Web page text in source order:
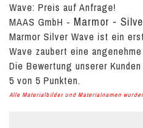
Wave: Preis auf Anfrage!
MAAS GmbH - Marmor -
Marmor Silver Wave ist ein
Wave zaubert eine
Die Bewertung unserer
5 von 5 Punkten.
Alle Materialbilder und Materialnamen